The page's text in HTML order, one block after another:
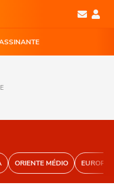
ORIENTE MÉDIO EUROPA